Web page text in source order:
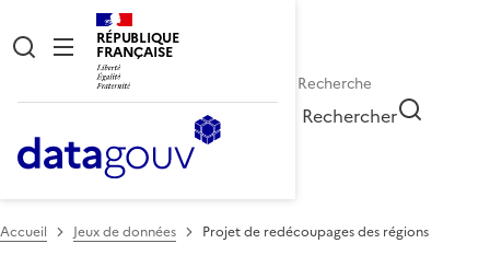
RÉPUBLIQUE
FRANÇAISE
Rechercher
Accueil Jeux de données Projet de redécoupages des régions